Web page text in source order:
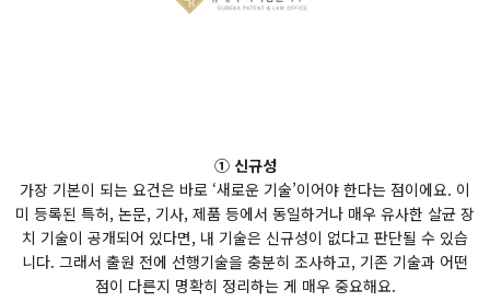
① 신규성
가장 기본이 되는 요건은 바로 ‘새로운 기술’이어야 한다는 점이에요. 이
미 등록된 특허, 논문, 기사, 제품 등에서 동일하거나 매우 유사한 살균 장
치 기술이 공개되어 있다면, 내 기술은 신규성이 없다고 판단될 수 있습
니다. 그래서 출원 전에 선행기술을 충분히 조사하고, 기존 기술과 어떤
점이 다른지 명확히 정리하는 게 매우 중요해요.